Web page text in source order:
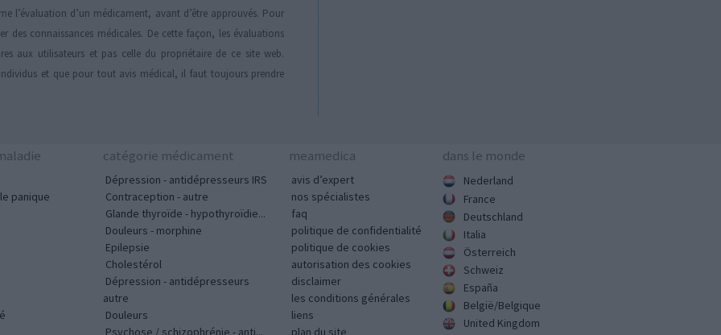
l’évaluation d’un médicament, avant d’être approuvés. Pour
des connaissances médicales. De cette façon, les évaluations
aux utilisateurs et pas celle du propriétaire de ce site web.
et que pour tout avis médical, il faut toujours prendre
panique
catégorie médicament
Dépression - antidépresseurs IRS
Contraception - autre
Glande thyroïde - hypothyroïdie...
Douleurs - morphine
Epilepsie
Cholestérol
Dépression - antidépresseurs
autre
Douleurs
Psychose / schizophrénie - anti...
meamedica
avis d’expert
nos spécialistes
faq
politique de confidentialité
politique de cookies
autorisation des cookies
disclaimer
les conditions générales
liens
plan du site
dans le monde
Nederland
France
Deutschland
Italia
Österreich
Schweiz
España
België/Belgique
United Kingdom